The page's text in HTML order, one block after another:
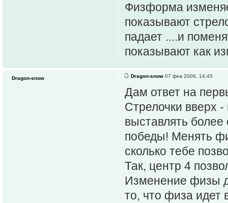
Физформа
показывают
падает ....и
показывают как
Dragon-snow 07 фев 2006, 14:45
Дам ответ на
Стрелочки вверх -
выставлять
победы! Менять
сколько тебе
Так, центр 4
Изменение физы
то, что физа идет
Dragon-snow